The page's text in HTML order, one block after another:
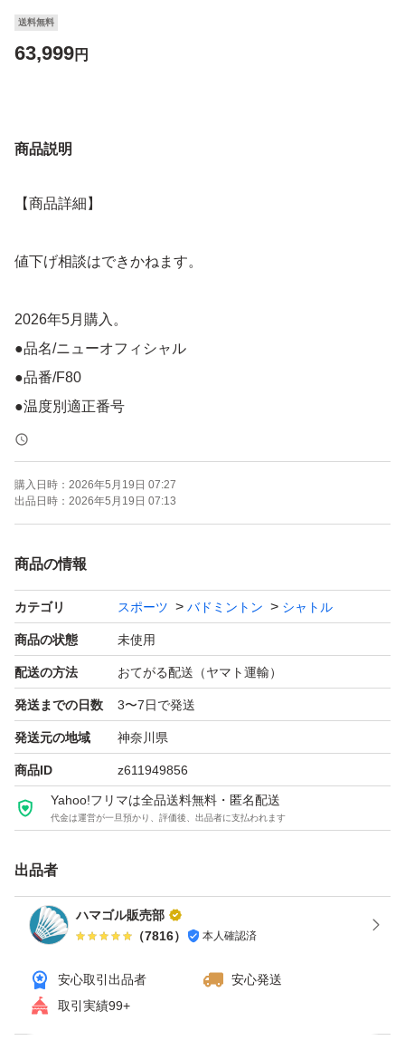
送料無料
63,999円
商品説明
【商品詳細】
値下げ相談はできかねます。
2026年5月購入。
●品名/ニューオフィシャル
●品番/F80
●温度別適正番号
3番
●素材/水鳥羽根、１００％天然コルク
シャトルの入っている筒を袋に入れての発送になります
購入日時： 2026年5月19日 07:27
出品日時： 2026年5月19日 07:13
商品の情報
カテゴリ スポーツ バドミントン シャトル
商品の状態 未使用
配送の方法 おてがる配送（ヤマト運輸）
発送までの日数 3〜7日で発送
発送元の地域 神奈川県
商品ID z611949856
Yahoo!フリマは全品送料無料・匿名配送
代金は運営が一旦預かり、評価後、出品者に支払われます
出品者
ハマゴル販売部
（7816） 本人確認済
安心取引出品者
安心発送
取引実績99+